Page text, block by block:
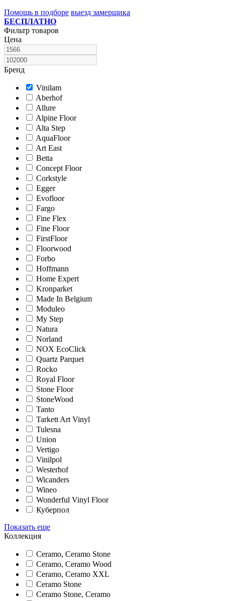
Помощь в подборе выезд замерщика
БЕСПЛАТНО
Фильтр товаров
Цена
Бренд
Vinilam
Aberhof
Allure
Alpine Floor
Alta Step
AquaFloor
Art East
Betta
Concept Floor
Corkstyle
Egger
Evofloor
Fargo
Fine Flex
Fine Floor
FirstFloor
Floorwood
Forbo
Hoffmann
Home Expert
Kronparket
Made In Belgium
Moduleo
My Step
Natura
Norland
NOX EcoClick
Quartz Parquet
Rocko
Royal Floor
Stone Floor
StoneWood
Tanto
Tarkett Art Vinyl
Tulesna
Union
Vertigo
Vinilpol
Westerhof
Wicanders
Wineo
Wonderful Vinyl Floor
Куберпол
Показать еще
Коллекция
Ceramo, Ceramo Stone
Ceramo, Ceramo Wood
Ceramo, Ceramo XXL
Ceramo Stone
Ceramo Stone, Ceramo